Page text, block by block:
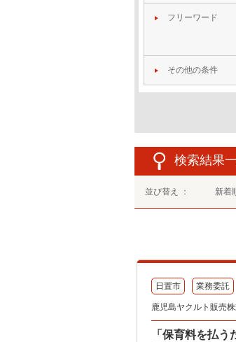
フリーワード
その他の条件
検索結果
並び替え ： 新着
日置市 業務委託
鹿児島ヤクルト販売
「保育料を払